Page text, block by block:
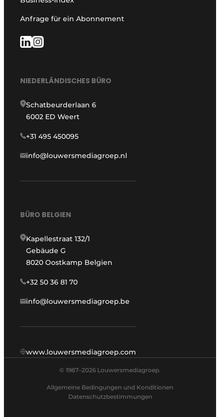
Anfrage für ein Abonnement
NIEDERLÄNDISCHES BÜRO
Schatbeurderlaan 6
6002 ED Weert
+31 495 450095
info@louwersmediagroep.nl
BÜRO BELGIEN
Kapellestraat 132/1
Gebäude G
8020 Oostkamp Belgien
+32 50 36 81 70
info@louwersmediagroep.be
www.louwersmediagroep.com
© 1987–2026 Louwersmediagroep.
Allgemeine Bedingungen und Konditionen
Datenschutzbestimmungen